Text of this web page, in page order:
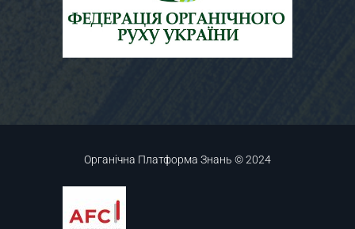
Органічна Платформа Знань © 2024